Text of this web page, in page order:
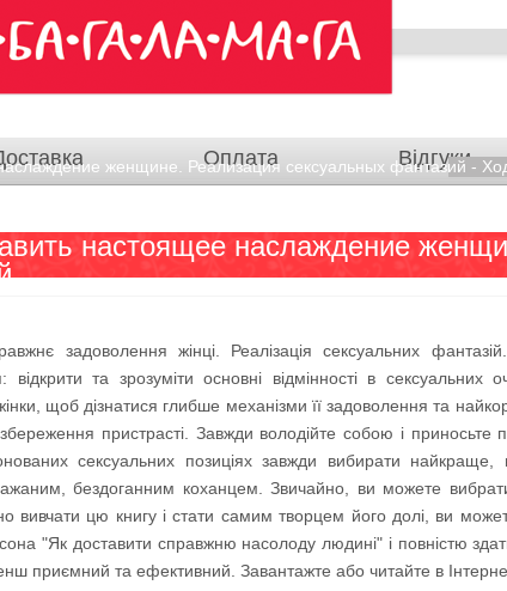
Оплата Відгуки
женщине. Реализация сексуальных фантазий -
настоящее наслаждение
задоволення жінці. Реалізація сексуальних
відкрити та зрозуміти основні відмінності в сексуальних
щоб дізнатися глибше механізми її задоволення та
пристрасті. Завжди володійте собою і приносьте
сексуальних позиціях завжди вибирати найкраще,
бездоганним коханцем. Звичайно, ви можете
вивчати цю книгу і стати самим творцем його долі, ви
"Як доставити справжню насолоду людині" і повністю
приємний та ефективний. Завантажте або читайте в